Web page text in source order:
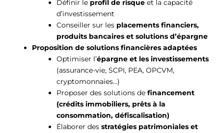
Définir le profil de risque et la capacité
d’investissement
Conseiller sur les placements financiers,
produits bancaires et solutions d’épargne
Proposition de solutions financières adaptées
Optimiser l’épargne et les investissements
(assurance-vie, SCPI, PEA, OPCVM,
cryptomonnaies…)
Proposer des solutions de financement
(crédits immobiliers, prêts à la
consommation, défiscalisation)
Élaborer des stratégies patrimoniales et